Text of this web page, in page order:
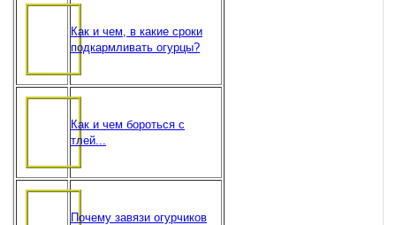
Как и чем, в какие сроки
подкармливать огурцы?
Как и чем бороться с
тлей...
Почему завязи огурчиков